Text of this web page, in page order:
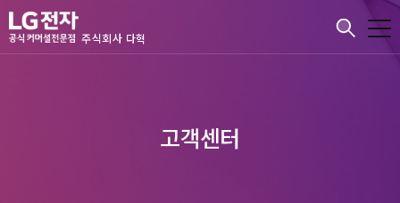
본문바로가기
주식회사 다혁
고객센터